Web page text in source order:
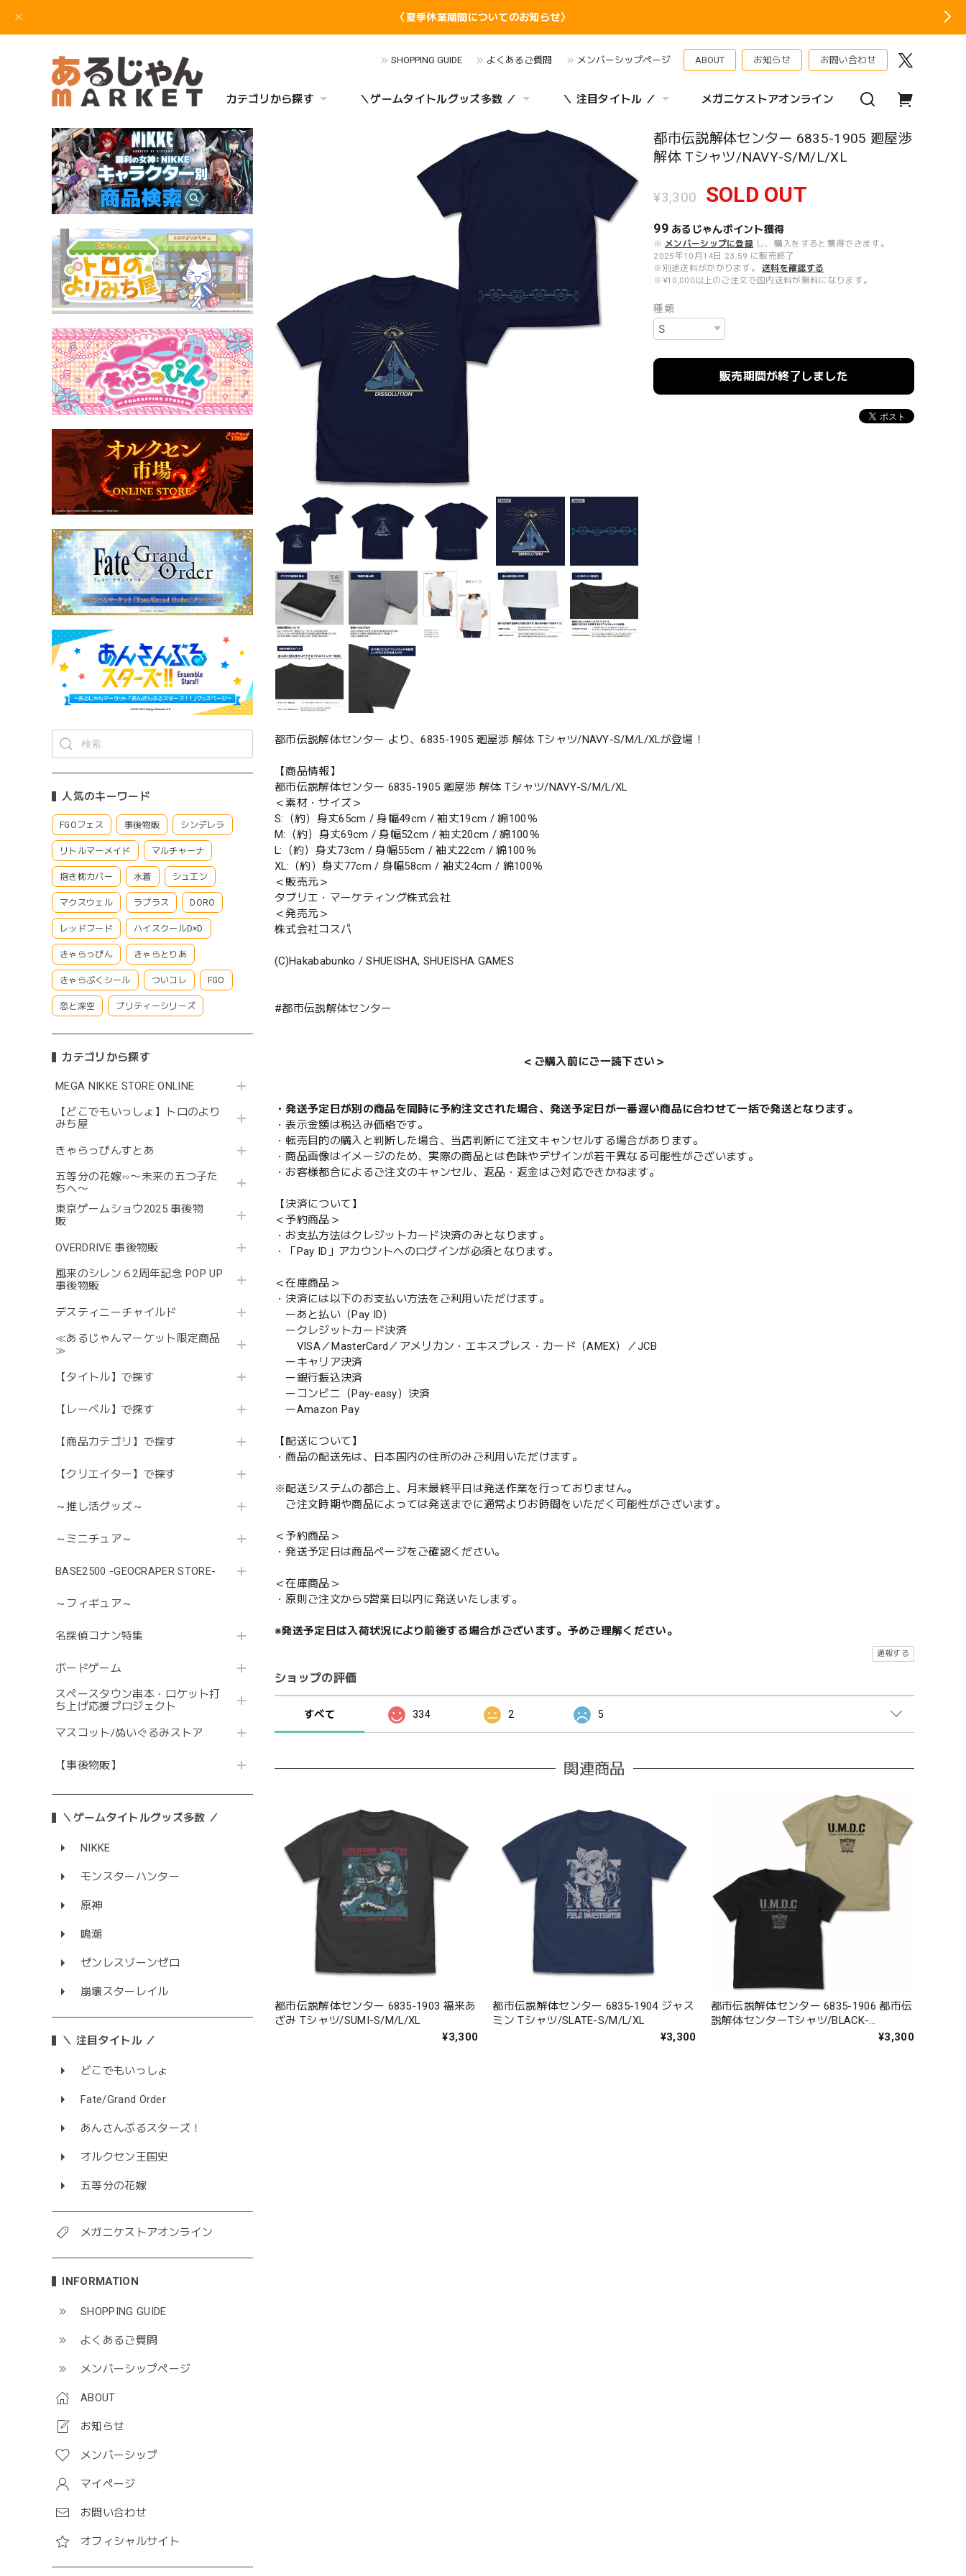
〈夏季休業期間についてのお知らせ〉
SHOPPING GUIDE よくあるご質問 メンバーシップページ ABOUT お知らせ お問い合わせ
カテゴリから探す ＼ゲームタイトルグッズ多数 ／ ＼ 注目タイトル ／ メガニケストアオンライン
人気のキーワード
FGOフェス 事後物販 シンデレラ
リトルマーメイド マルチャーナ
抱き枕カバー 水着 シュエン
マクスウェル ラプラス DORO
レッドフード ハイスクールD×D
きゃらっぴん きゃらとりあ
きゃらぷくシール ついコレ FGO
恋と深空 プリティーシリーズ
カテゴリから探す
MEGA NIKKE STORE ONLINE
【どこでもいっしょ】トロのより
みち屋
きゃらっぴんすとあ
五等分の花嫁∽〜未来の五つ子た
ちへ〜
東京ゲームショウ2025 事後物
販
OVERDRIVE 事後物販
風来のシレン６2周年記念 POP UP
事後物販
デスティニーチャイルド
≪あるじゃんマーケット限定商品
≫
【タイトル】で探す
【レーベル】で探す
【商品カテゴリ】で探す
【クリエイター】で探す
～推し活グッズ～
～ミニチュア～
BASE2500 -GEOCRAPER STORE-
～フィギュア～
名探偵コナン特集
ボードゲーム
スペースタウン串本・ロケット打
ち上げ応援プロジェクト
マスコット/ぬいぐるみストア
【事後物販】
＼ゲームタイトルグッズ多数 ／
NIKKE
モンスターハンター
原神
鳴潮
ゼンレスゾーンゼロ
崩壊スターレイル
＼ 注目タイトル ／
どこでもいっしょ
Fate/Grand Order
あんさんぶるスターズ！
オルクセン王国史
五等分の花嫁
メガニケストアオンライン
INFORMATION
SHOPPING GUIDE
よくあるご質問
メンバーシップページ
ABOUT
お知らせ
メンバーシップ
マイページ
お問い合わせ
オフィシャルサイト
都市伝説解体センター 6835-1905 廻屋渉
解体 Tシャツ/NAVY-S/M/L/XL
¥3,300 SOLD OUT
99 あるじゃんポイント獲得
※ メンバーシップに登録 し、購入をすると獲得できます。
2025年10月14日 23:59 に販売終了
※別途送料がかかります。
送料を確認する
※¥10,000以上のご注文で国内送料が無料になります。
種類
販売期間が終了しました
都市伝説解体センター より、6835-1905 廻屋渉 解体 Tシャツ/NAVY-S/M/L/XLが登場！
【商品情報】
都市伝説解体センター 6835-1905 廻屋渉 解体 Tシャツ/NAVY-S/M/L/XL
＜素材・サイズ＞
S:（約）身丈65cm / 身幅49cm / 袖丈19cm / 綿100％
M:（約）身丈69cm / 身幅52cm / 袖丈20cm / 綿100％
L:（約）身丈73cm / 身幅55cm / 袖丈22cm / 綿100％
XL:（約）身丈77cm / 身幅58cm / 袖丈24cm / 綿100％
＜販売元＞
タブリエ・マーケティング株式会社
＜発売元＞
株式会社コスパ
(C)Hakababunko / SHUEISHA, SHUEISHA GAMES
#都市伝説解体センター
＜ご購入前にご一読下さい＞
・発送予定日が別の商品を同時に予約注文された場合、発送予定日が一番遅い商品に合わせて一括で発送となります。
・表示金額は税込み価格です。
・転売目的の購入と判断した場合、当店判断にて注文キャンセルする場合があります。
・商品画像はイメージのため、実際の商品とは色味やデザインが若干異なる可能性がございます。
・お客様都合によるご注文のキャンセル、返品・返金はご対応できかねます。
【決済について】
＜予約商品＞
・お支払方法はクレジットカード決済のみとなります。
・「Pay ID」アカウントへのログインが必須となります。
＜在庫商品＞
・決済には以下のお支払い方法をご利用いただけます。
ーあと払い（Pay ID）
ークレジットカード決済
VISA／MasterCard／アメリカン・エキスプレス・カード（AMEX）／JCB
ーキャリア決済
ー銀行振込決済
ーコンビニ（Pay-easy）決済
ーAmazon Pay
【配送について】
・商品の配送先は、日本国内の住所のみご利用いただけます。
※配送システムの都合上、月末最終平日は発送作業を行っておりません。
ご注文時期や商品によっては発送までに通常よりお時間をいただく可能性がございます。
＜予約商品＞
・発送予定日は商品ページをご確認ください。
＜在庫商品＞
・原則ご注文から5営業日以内に発送いたします。
※発送予定日は入荷状況により前後する場合がございます。予めご理解ください。
通報する
ショップの評価
すべて 334 2 5
関連商品
都市伝説解体センター 6835-1903 福来あ
ざみ Tシャツ/SUMI-S/M/L/XL
¥3,300
都市伝説解体センター 6835-1904 ジャス
ミン Tシャツ/SLATE-S/M/L/XL
¥3,300
都市伝説解体センター 6835-1906 都市伝
説解体センターTシャツ/BLACK-
¥3,300